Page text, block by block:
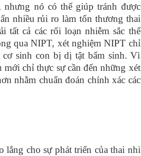
nó có thể giúp tránh được
nhiều rủi ro làm tổn thương thai
tất cả các rối loạn nhiễm sắc thể
qua NIPT, xét nghiệm NIPT chỉ
sinh con bị dị tật bẩm sinh. Vì
chỉ thực sự cần đến những xét
nhằm chuẩn đoán chính xác các
lắng cho sự phát triển của thai nhi